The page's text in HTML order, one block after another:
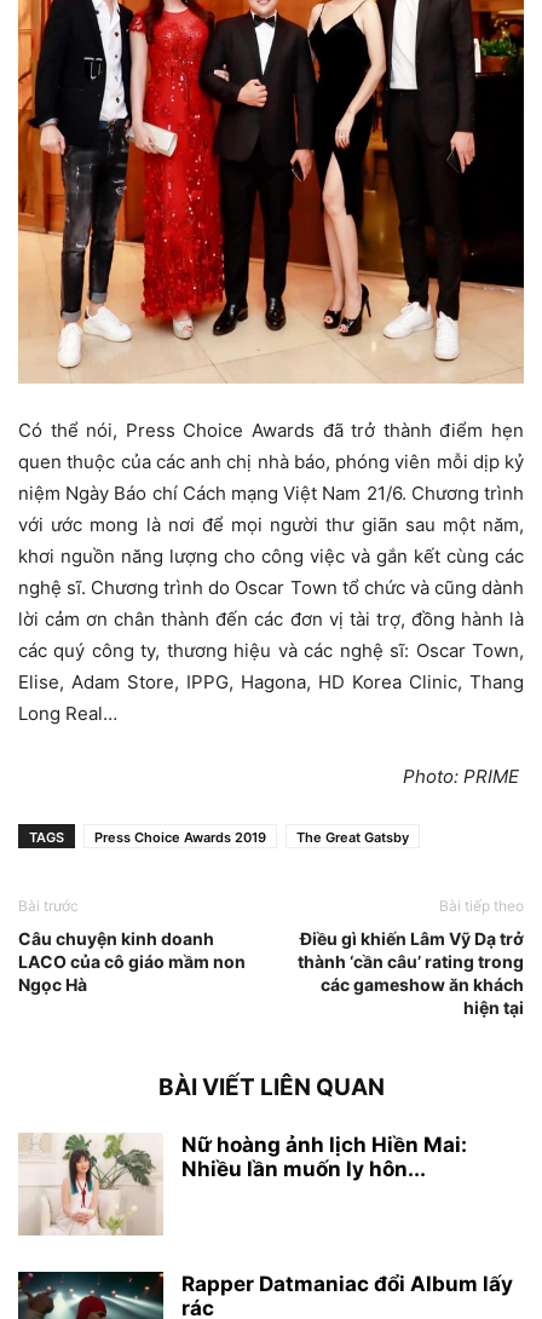
Có thể nói, Press Choice Awards đã trở thành điểm hẹn
quen thuộc của các anh chị nhà báo, phóng viên mỗi dịp kỷ
niệm Ngày Báo chí Cách mạng Việt Nam 21/6. Chương trình
với ước mong là nơi để mọi người thư giãn sau một năm,
khơi nguồn năng lượng cho công việc và gắn kết cùng các
nghệ sĩ. Chương trình do Oscar Town tổ chức và cũng dành
lời cảm ơn chân thành đến các đơn vị tài trợ, đồng hành là
các quý công ty, thương hiệu và các nghệ sĩ: Oscar Town,
Elise, Adam Store, IPPG, Hagona, HD Korea Clinic, Thang
Long Real…
Photo: PRIME
TAGS Press Choice Awards 2019 The Great Gatsby
Bài trước
Câu chuyện kinh doanh
LACO của cô giáo mầm non
Ngọc Hà
Bài tiếp theo
Điều gì khiến Lâm Vỹ Dạ trở
thành ‘cần câu’ rating trong
các gameshow ăn khách
hiện tại
BÀI VIẾT LIÊN QUAN
Nữ hoàng ảnh lịch Hiền Mai:
Nhiều lần muốn ly hôn...
Rapper Datmaniac đổi Album lấy
rác